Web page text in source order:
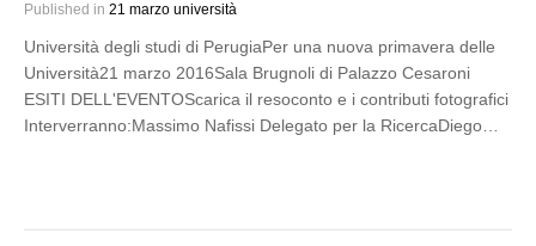
Published in 21 marzo università
Università degli studi di PerugiaPer una nuova primavera delle
Università21 marzo 2016Sala Brugnoli di Palazzo Cesaroni
ESITI DELL'EVENTOScarica il resoconto e i contributi fotografici
Interverranno:Massimo Nafissi Delegato per la RicercaDiego…